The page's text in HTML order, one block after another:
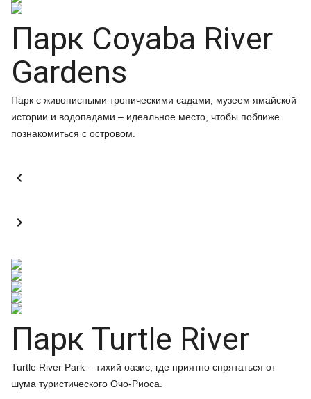
Парк Coyaba River
Gardens
Парк с живописными тропическими садами, музеем ямайской
истории и водопадами – идеальное место, чтобы поближе
познакомиться с островом.


Парк Turtle River
Turtle River Park – тихий оазис, где приятно спрятаться от
шума туристического Очо-Риоса.